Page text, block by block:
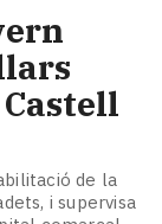
de la
i supervisa